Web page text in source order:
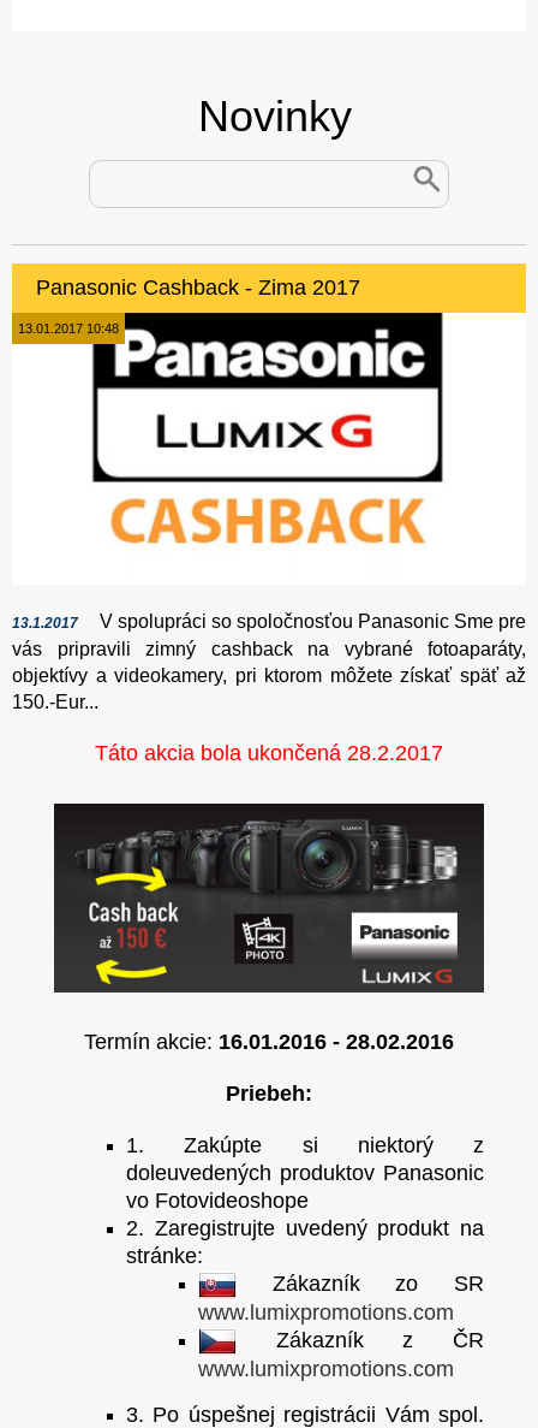
Novinky
Panasonic Cashback - Zima 2017
13.01.2017 10:48
13.1.2017
V spolupráci so spoločnosťou Panasonic Sme pre
vás pripravili zimný cashback na vybrané fotoaparáty,
objektívy a videokamery, pri ktorom môžete získať späť až
150.-Eur...
Táto akcia bola ukončená 28.2.2017
Termín akcie: 16.01.2016 - 28.02.2016
Priebeh:
1. Zakúpte si niektorý z
doleuvedených produktov Panasonic
vo Fotovideoshope
2. Zaregistrujte uvedený produkt na
stránke:
Zákazník zo SR
www.lumixpromotions.com
Zákazník z ČR
www.lumixpromotions.com
3. Po úspešnej registrácii Vám spol.